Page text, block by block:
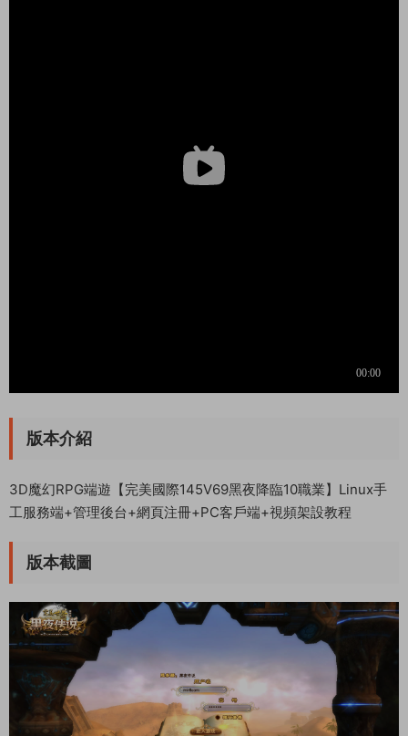
版本介紹
3D魔幻RPG端遊【完美國際145V69黑夜降臨10職業】Linux手
工服務端+管理後台+網頁注冊+PC客戶端+視頻架設教程
版本截圖